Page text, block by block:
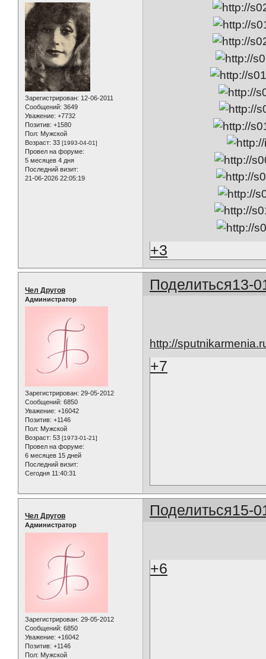
Зарегистрирован: 12-06-2011
Сообщений: 3649
Уважение: +7732
Позитив: +1580
Пол: Мужской
Возраст: 33 [1993-04-01]
Провел на форуме:
5 месяцев 4 дня
Последний визит:
21-06-2026 22:05:19
+3
Поделиться13-
Чел Другов
Администратор
Зарегистрирован: 29-05-2012
Сообщений: 6850
Уважение: +16042
Позитив: +1146
Пол: Мужской
Возраст: 53 [1973-01-21]
Провел на форуме:
6 месяцев 15 дней
Последний визит:
Сегодня 11:40:31
http://
+7
Поделиться15-
Чел Другов
Администратор
Зарегистрирован: 29-05-2012
Сообщений: 6850
Уважение: +16042
Позитив: +1146
Пол: Мужской
+6